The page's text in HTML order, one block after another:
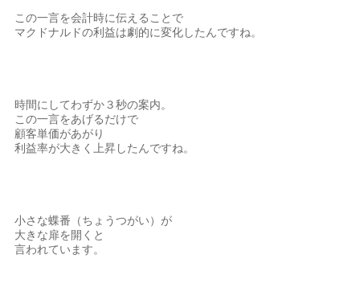
この一言を会計時に伝えることで
マクドナルドの利益は劇的に変化したんですね。
時間にしてわずか３秒の案内。
この一言をあげるだけで
顧客単価があがり
利益率が大きく上昇したんですね。
小さな蝶番（ちょうつがい）が
大きな扉を開くと
言われています。